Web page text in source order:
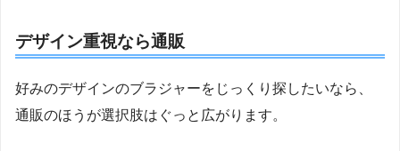
デザイン重視なら通販
好みのデザインのブラジャーをじっくり探したいなら、
通販のほうが選択肢はぐっと広がります。